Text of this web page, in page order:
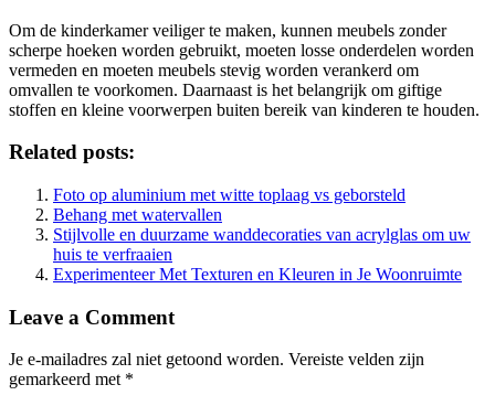
Om de kinderkamer veiliger te maken, kunnen meubels zonder
scherpe hoeken worden gebruikt, moeten losse onderdelen worden
vermeden en moeten meubels stevig worden verankerd om
omvallen te voorkomen. Daarnaast is het belangrijk om giftige
stoffen en kleine voorwerpen buiten bereik van kinderen te houden.
Related posts:
Foto op aluminium met witte toplaag vs geborsteld
Behang met watervallen
Stijlvolle en duurzame wanddecoraties van acrylglas om uw
huis te verfraaien
Experimenteer Met Texturen en Kleuren in Je Woonruimte
Leave a Comment
Je e-mailadres zal niet getoond worden. Vereiste velden zijn
gemarkeerd met *